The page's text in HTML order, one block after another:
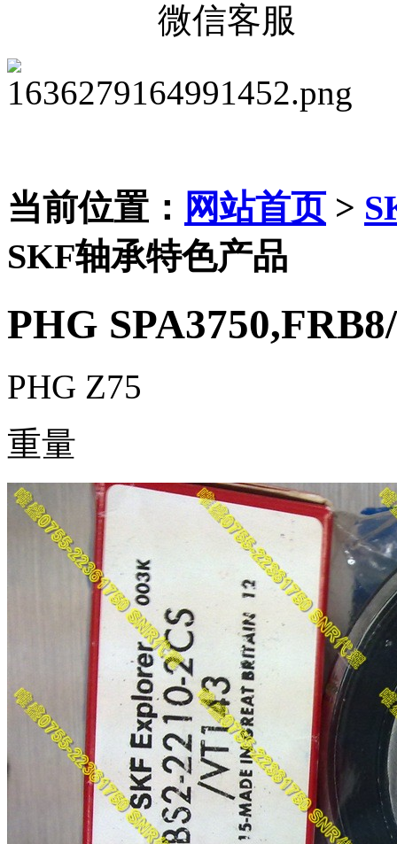
微信客服
当前位置： 网站首页>
SKF轴承特色产品
PHG
PHG Z75
重量